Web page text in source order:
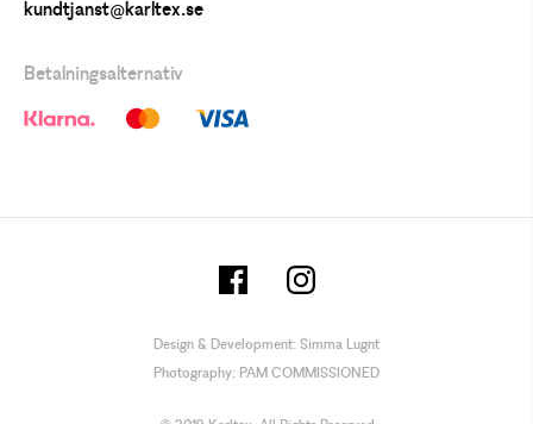
kundtjanst@karltex.se
Betalningsalternativ
Design & Development: Simma Lugnt
Photography: PAM COMMISSIONED